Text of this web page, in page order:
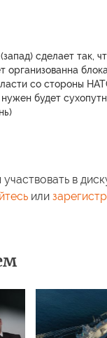
сделает так,
организованна
со стороны
будет
в
или